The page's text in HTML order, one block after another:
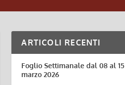
ARTICOLI RECENTI
Foglio Settimanale dal 08 al 15
marzo 2026